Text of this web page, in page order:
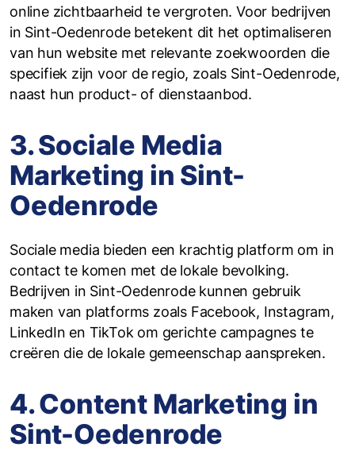
online zichtbaarheid te vergroten. Voor bedrijven
in Sint-Oedenrode betekent dit het optimaliseren
van hun website met relevante zoekwoorden die
specifiek zijn voor de regio, zoals Sint-Oedenrode,
naast hun product- of dienstaanbod.
3. Sociale Media
Marketing in Sint-
Oedenrode
Sociale media bieden een krachtig platform om in
contact te komen met de lokale bevolking.
Bedrijven in Sint-Oedenrode kunnen gebruik
maken van platforms zoals Facebook, Instagram,
LinkedIn en TikTok om gerichte campagnes te
creëren die de lokale gemeenschap aanspreken.
4. Content Marketing in
Sint-Oedenrode